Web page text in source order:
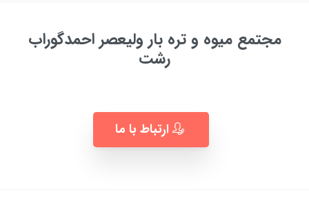
مجتمع میوه و تره بار ولیعصر احمدگوراب
رشت
ارتباط با ما